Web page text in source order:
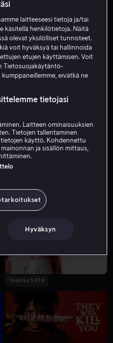
Alk. 4,99 €
Alk. 3,99 €
Vuokraa 3,99 €
laitteeseesi tietoja ja/tai
käsitellä henkilötietoja. Näitä
olevat yksilölliset tunnisteet.
voit hyväksyä tai hallinnoida
etujen käyttämisen. Voit
Tietosuojakäytäntö-
eivätkä ne
tietojasi
Laitteen ominaisuuksien
Tietojen tallentaminen
tietojen käyttö. Kohdennettu
ja sisällön mittaus,
Hyväksyn